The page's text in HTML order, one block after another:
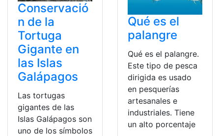
Conservació
n de la
Tortuga
Gigante en
las Islas
Galápagos
Las tortugas
gigantes de las
Islas Galápagos son
uno de los símbolos
Qué es el
palangre
Qué es el palangre.
Este tipo de pesca
dirigida es usado
en pesquerías
artesanales e
industriales. Tiene
un alto porcentaje